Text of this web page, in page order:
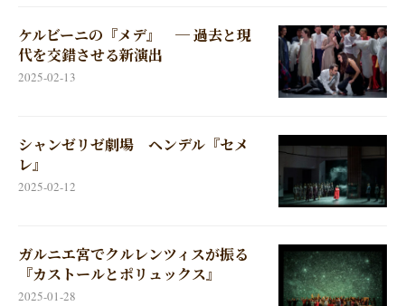
ケルビーニの『メデ』 ─ 過去と現
代を交錯させる新演出
2025-02-13
シャンゼリゼ劇場 ヘンデル『セメ
レ』
2025-02-12
ガルニエ宮でクルレンツィスが振る
『カストールとポリュックス』
2025-01-28